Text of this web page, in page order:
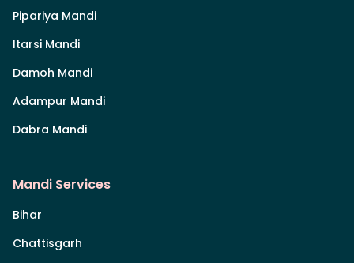
Pipariya Mandi
Itarsi Mandi
Damoh Mandi
Adampur Mandi
Dabra Mandi
Mandi Services
Bihar
Chattisgarh